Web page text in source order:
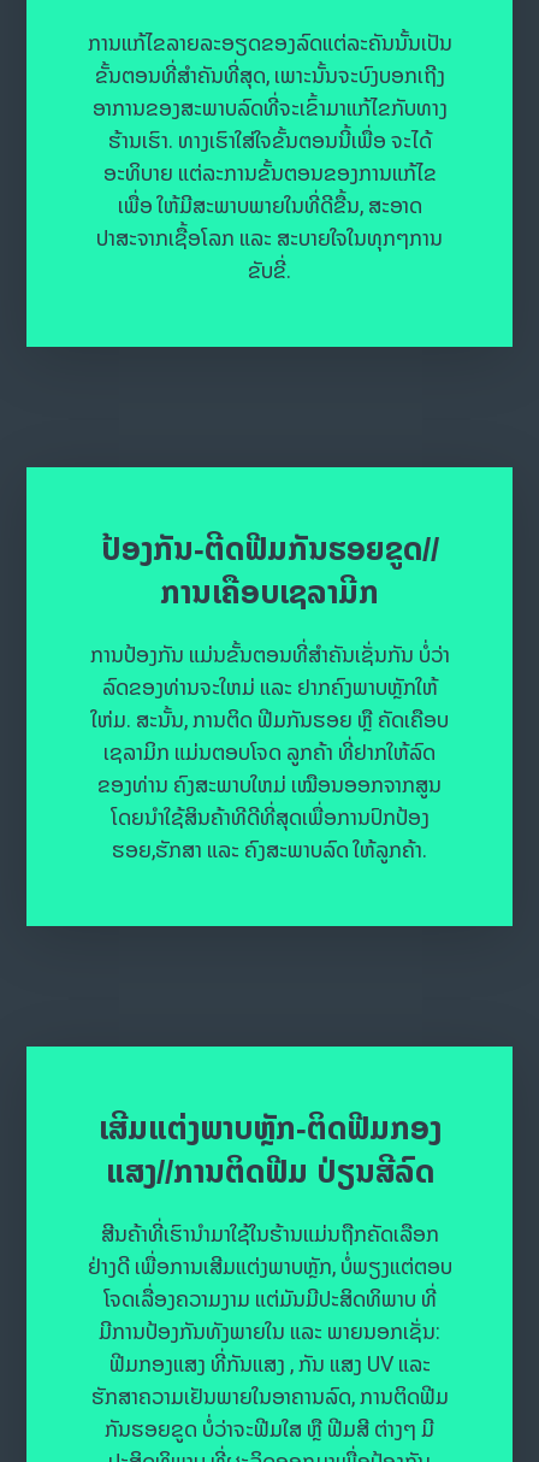
ການແກ້ໄຂລາຍລະອຽດຂອງລົດແຕ່ລະຄັນນັ້ນເປັນ
ຂັ້ນຕອນທີ່ສຳຄັນທີ່ສຸດ, ເພາະນັ້ນຈະບົງບອກເຖີງ
ອາການຂອງສະພາບລົດທີ່ຈະເຂົ້າມາແກ້ໄຂກັບທາງ
ຮ້ານເຮົາ. ທາງເຮົາໃສ່ໃຈຂັ້ນຕອນນີ້ເພື່ອ ຈະໄດ້
ອະທິບາຍ ແຕ່ລະການຂັ້ນຕອນຂອງການແກ້ໄຂ
ເພື່ອ ໃຫ້ມີສະພາບພາຍໃນທີ່ດີຂື້ນ, ສະອາດ
ປາສະຈາກເຊື້ອໂລກ ແລະ ສະບາຍໃຈໃນທຸກໆການ
ຂັບຂີ່.
ປ້ອງກັນ-ຕີດຟີມກັນຮອຍຂູດ//
ການເຄືອບເຊລາມີກ
ການປ້ອງກັນ ແມ່ນຂັ້ນຕອນທີ່ສຳຄັນເຊັ່ນກັນ ບໍ່ວ່າ
ລົດຂອງທ່ານຈະໃຫມ່ ແລະ ຢາກຄົງພາບຫຼັກໃຫ້
ໃຫ່ມ. ສະນັ້ນ, ການຕິດ ຟີມກັນຮອຍ ຫຼື ຄັດເຄືອບ
ເຊລາມິກ ແມ່ນຕອບໂຈດ ລູກຄ້າ ທີ່ຢາກໃຫ້ລົດ
ຂອງທ່ານ ຄົງສະພາບໃຫມ່ ເໝືອນອອກຈາກສູນ
ໂດຍນຳໃຊ້ສິນຄ້າທີດີທີ່ສຸດເພື່ອການປົກປ້ອງ
ຮອຍ,ຮັກສາ ແລະ ຄົງສະພາບລົດ ໃຫ້ລູກຄ້າ.
ເສີມແຕ່ງພາບຫຼັກ-ຕິດຟີມກອງ
ແສງ//ການຕິດຟີມ ປ່ຽນສີລົດ
ສີນຄ້າທີ່ເຮົານຳມາໃຊ້ໃນຮ້ານແມ່ນຖືກຄັດເລືອກ
ຢ່າງດີ ເພື່ອການເສີມແຕ່ງພາບຫຼັກ, ບໍ່ພຽງແຕ່ຕອບ
ໂຈດເລື່ອງຄວາມງາມ ແຕ່ມັນມີປະສິດທິພາບ ທີ່
ມີການປ້ອງກັນທັງພາຍໃນ ແລະ ພາຍນອກເຊັ່ນ:
ຟີມກອງແສງ ທີ່ກັນແສງ , ກັນ ແສງ UV ແລະ
ຮັກສາຄວາມເຢັນພາຍໃນອາຄານລົດ, ການຕິດຟີມ
ກັນຮອຍຂູດ ບໍ່ວ່າຈະຟີມໃສ ຫຼື ຟີມສີ ຕ່າງໆ ມີ